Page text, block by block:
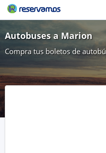
Autobuses a Marion
Compra tus boletos de